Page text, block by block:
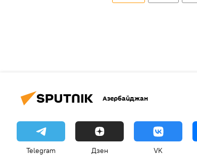
Азербайджан
Telegram Дзен VK